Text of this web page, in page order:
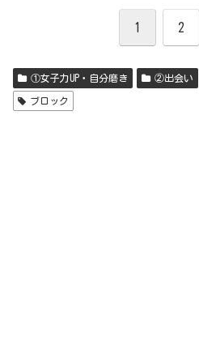
1 2
①女子力UP・自分磨き ②出会い
ブロック